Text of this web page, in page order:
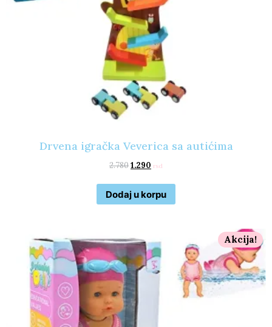
Drvena igračka Veverica sa autićima
2.7801.290 rsd
Dodaj u korpu
Akcija!